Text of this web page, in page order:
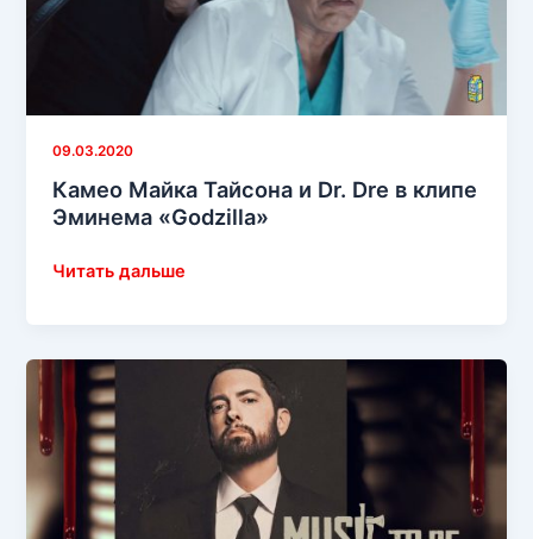
Murdered
09.03.2020
Камео Майка Тайсона и Dr. Dre в клипе
Эминема «Godzilla»
Камео
и
Dre
в
клипе
Эминема
«Godzilla»
Читать дальше